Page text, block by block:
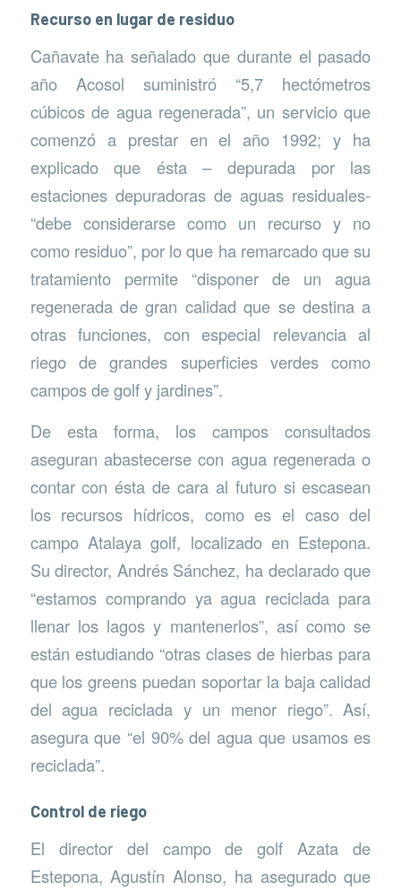
Recurso en lugar de residuo
Cañavate ha señalado que durante el pasado
año Acosol suministró “5,7 hectómetros
cúbicos de agua regenerada”, un servicio que
comenzó a prestar en el año 1992; y ha
explicado que ésta – depurada por las
estaciones depuradoras de aguas residuales-
“debe considerarse como un recurso y no
como residuo”, por lo que ha remarcado que su
tratamiento permite “disponer de un agua
regenerada de gran calidad que se destina a
otras funciones, con especial relevancia al
riego de grandes superficies verdes como
campos de golf y jardines”.
De esta forma, los campos consultados
aseguran abastecerse con agua regenerada o
contar con ésta de cara al futuro si escasean
los recursos hídricos, como es el caso del
campo Atalaya golf, localizado en Estepona.
Su director, Andrés Sánchez, ha declarado que
“estamos comprando ya agua reciclada para
llenar los lagos y mantenerlos”, así como se
están estudiando “otras clases de hierbas para
que los greens puedan soportar la baja calidad
del agua reciclada y un menor riego”. Así,
asegura que “el 90% del agua que usamos es
reciclada”.
Control de riego
El director del campo de golf Azata de
Estepona, Agustín Alonso, ha asegurado que